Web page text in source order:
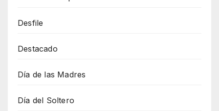
Desfile
Destacado
Día de las Madres
Día del Soltero